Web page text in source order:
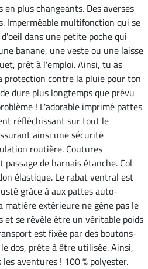
plus changeants. Des averses
Imperméable multifonction qui se
dans une petite poche qui
banane, une veste ou une laisse
prêt à l'emploi. Ainsi, tu as
protection contre la pluie pour ton
dure plus longtemps que prévu
! L'adorable imprimé pattes
réfléchissant sur tout le
ainsi une sécurité
routière. Coutures
de harnais étanche. Col
élastique. Le rabat ventral est
grâce à aux pattes auto-
matière extérieure ne gêne pas le
et se révèle être un véritable poids
est fixée par des boutons-
dos, prête à être utilisée. Ainsi,
aventures ! 100 % polyester.